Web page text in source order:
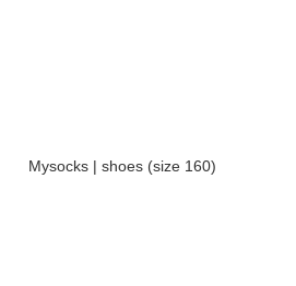
Mysocks | shoes (size 160)